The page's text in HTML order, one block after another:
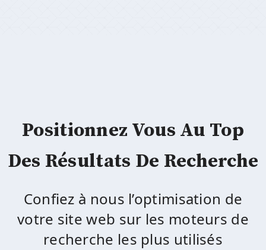
Positionnez Vous Au Top
Des Résultats De Recherche
Confiez à nous l’optimisation de
votre site web sur les moteurs de
recherche les plus utilisés